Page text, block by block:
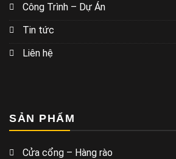
Công Trình – Dự Án
Tin tức
Liên hệ
SẢN PHẨM
Cửa cổng – Hàng rào